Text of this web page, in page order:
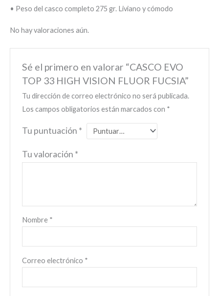
• Peso del casco completo 275 gr. Liviano y cómodo
No hay valoraciones aún.
Sé el primero en valorar “CASCO EVO
TOP 33 HIGH VISION FLUOR FUCSIA”
Tu dirección de correo electrónico no será publicada.
Los campos obligatorios están marcados con *
Tu puntuación *
Tu valoración *
Nombre *
Correo electrónico *